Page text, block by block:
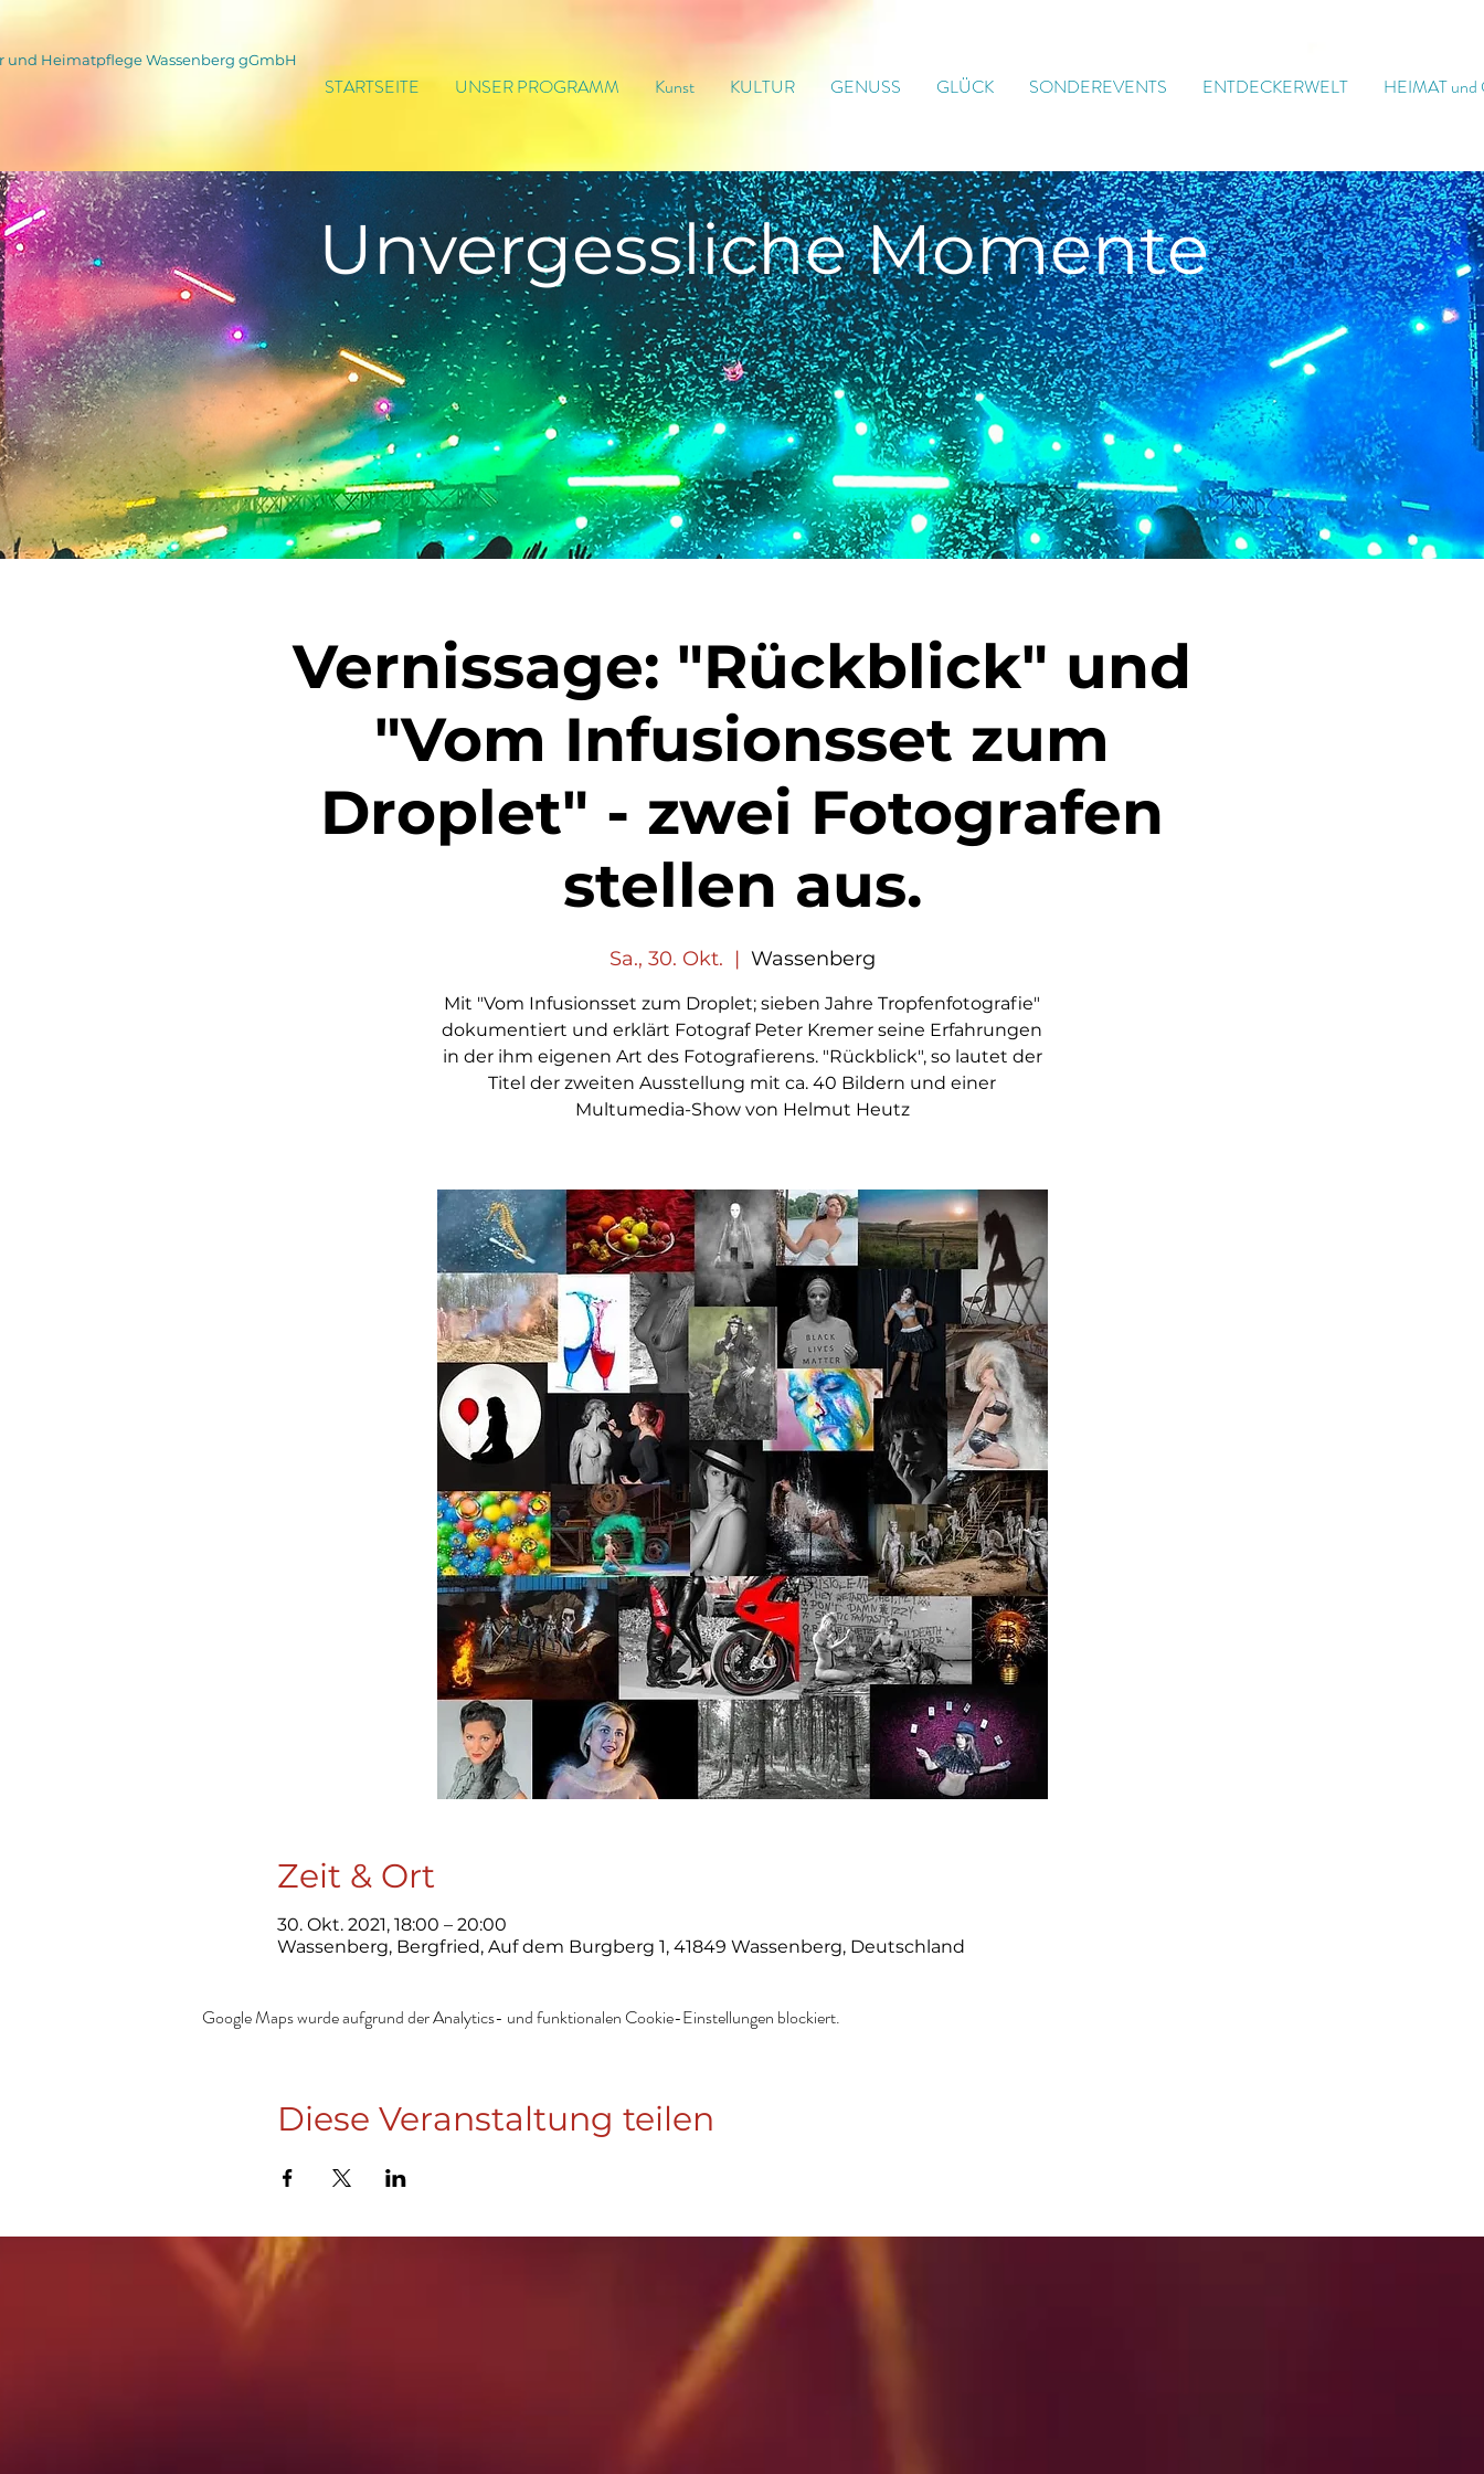
und Heimatpflege Wassenberg gGmbH
STARTSEITE UNSER PROGRAMM Kunst KULTUR GENUSS GLÜCK SONDEREVENTS ENTDECKERWELT HEIMAT
UnvergesslicheMomente
Vernissage: "Rückblick" und
"Vom Infusionsset zum
Droplet" - zwei Fotografen
stellen aus.
Sa., 30. Okt.
  |
Wassenberg
Mit "Vom Infusionsset zum Droplet; sieben Jahre Tropfenfotografie"
dokumentiert und erklärt Fotograf Peter Kremer seine Erfahrungen
in der ihm eigenen Art des Fotografierens. "Rückblick", so lautet der
Titel der zweiten Ausstellung mit ca. 40 Bildern und einer
Multumedia-Show von Helmut Heutz
Zeit & Ort
30. Okt. 2021, 18:00 – 20:00
Wassenberg, Bergfried, Auf dem Burgberg 1, 41849 Wassenberg, Deutschland
Google Maps wurde aufgrund der Analytics- und funktionalen Cookie-Einstellungen blockiert.
Diese Veranstaltung teilen